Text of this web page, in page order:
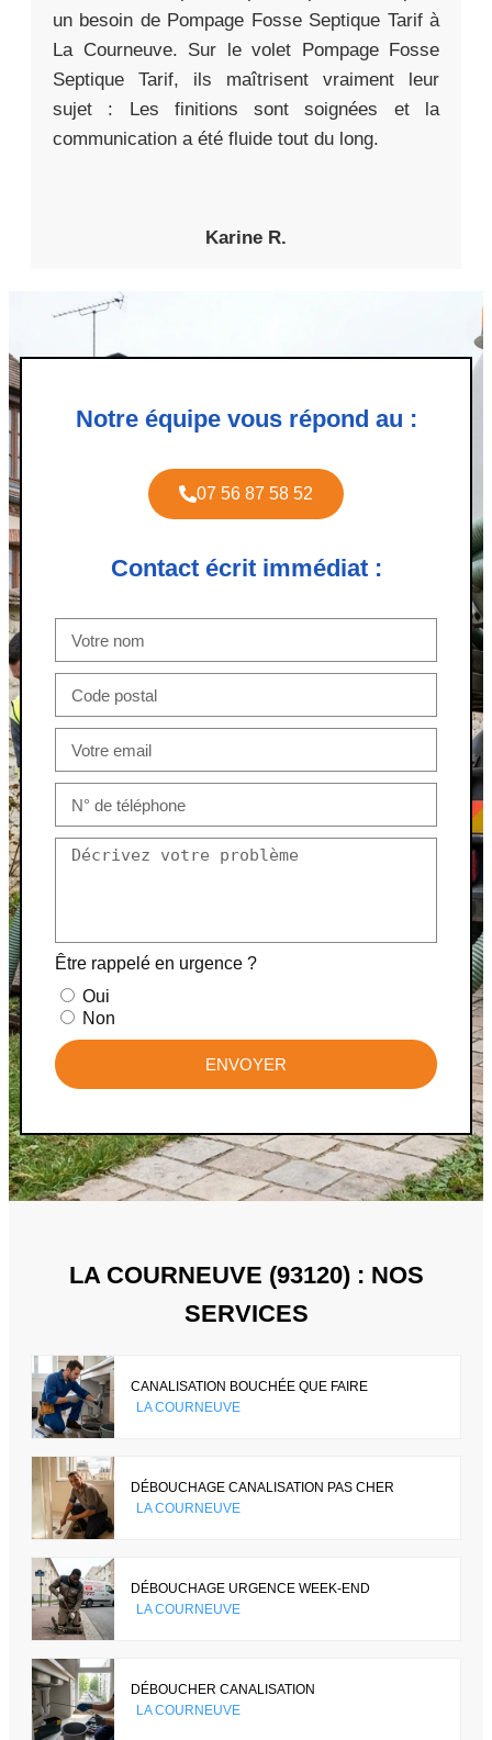
un besoin de Pompage Fosse Septique Tarif à
La Courneuve. Sur le volet Pompage Fosse
Septique Tarif, ils maîtrisent vraiment leur
sujet : Les finitions sont soignées et la
communication a été fluide tout du long.
Karine R.
Notre équipe vous répond au :
07 56 87 58 52
Contact écrit immédiat :
Être rappelé en urgence ?
Oui
Non
ENVOYER
LA COURNEUVE (93120) : NOS
SERVICES
CANALISATION BOUCHÉE QUE FAIRE
LA COURNEUVE
DÉBOUCHAGE CANALISATION PAS CHER
LA COURNEUVE
DÉBOUCHAGE URGENCE WEEK-END
LA COURNEUVE
DÉBOUCHER CANALISATION
LA COURNEUVE